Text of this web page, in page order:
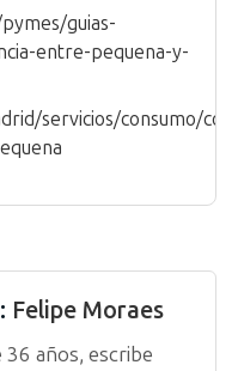
guias-
entre-pequena-y-
servicios/consumo/
Felipe Moraes
años, escribe